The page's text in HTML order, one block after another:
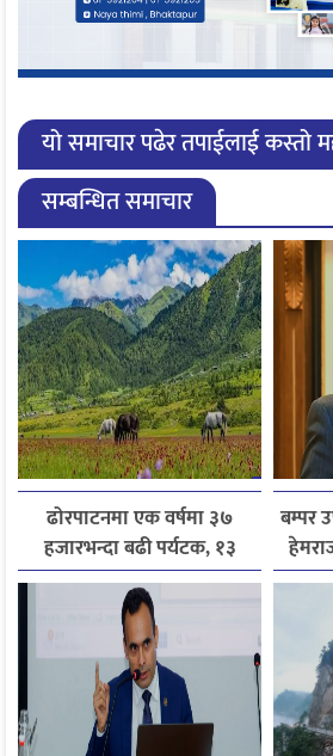
यो समाचार पढेर तपाईलाई कस्तो
सम्बन्धित समाचार
ढोरपाटनमा एक वर्षमा ३७
हजारभन्दा बढी पर्यटक, १३
हजारले बढ्यो आगमन
बम्पर